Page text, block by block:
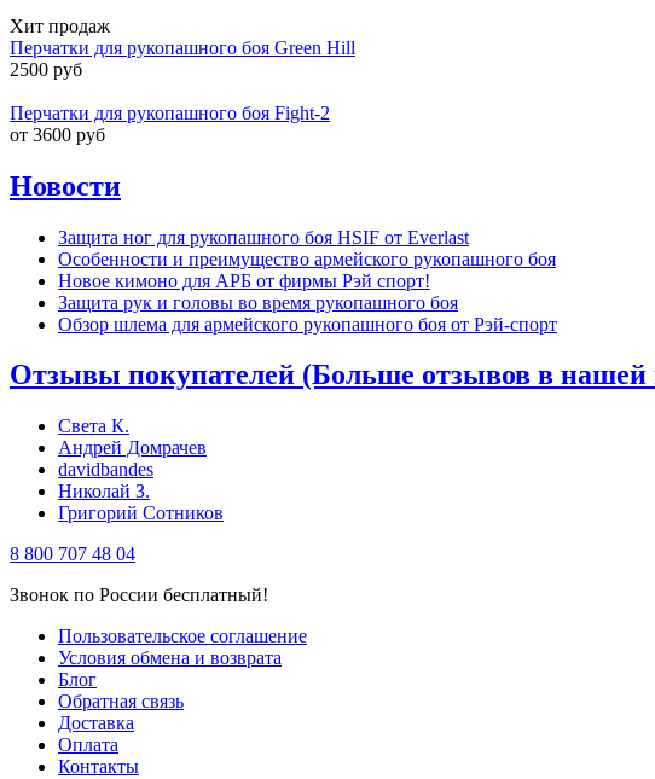
Хит продаж
Перчатки для рукопашного боя Green Hill
2500 руб
Перчатки для рукопашного боя Fight-2
от 3600 руб
Новости
Защита ног для рукопашного боя HSIF от Everlast
Особенности и преимущество армейского рукопашного боя
Новое кимоно для АРБ от фирмы Рэй спорт!
Защита рук и головы во время рукопашного боя
Обзор шлема для армейского рукопашного боя от Рэй-спорт
Отзывы покупателей (Больше отзывов в нашей
Света К.
Андрей Домрачев
davidbandes
Николай З.
Григорий Сотников
8 800 707 48 04
Звонок по России бесплатный!
Пользовательское соглашение
Условия обмена и возврата
Блог
Обратная связь
Доставка
Оплата
Контакты